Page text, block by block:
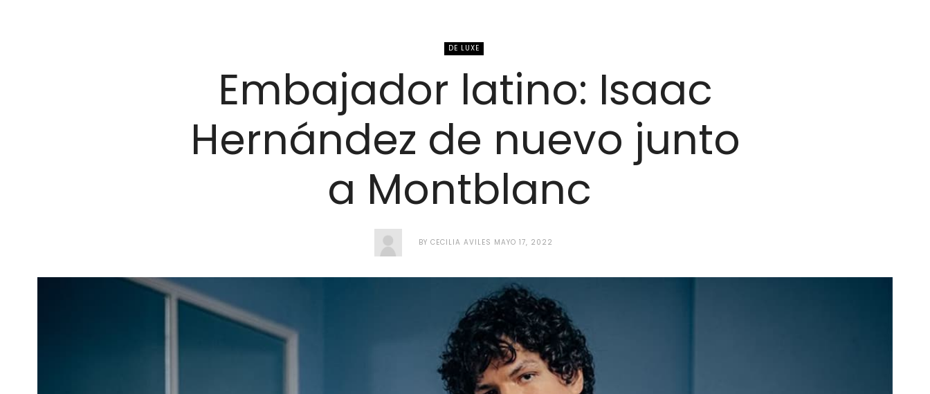
DE LUXE
Embajador latino: Isaac
Hernández de nuevo junto
a Montblanc
BY CECILIA AVILES MAYO 17, 2022